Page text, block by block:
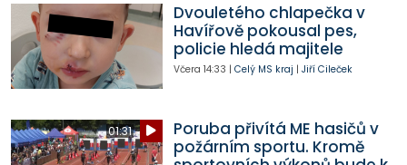
Dvouletého chlapečka v
Havířově pokousal pes,
policie hledá majitele
Včera 14:33 | Celý MS kraj | Jiří Cileček
01:31
Poruba přivítá ME hasičů v
požárním sportu. Kromě